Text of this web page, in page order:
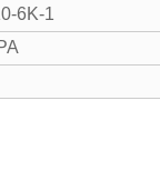
6K-1